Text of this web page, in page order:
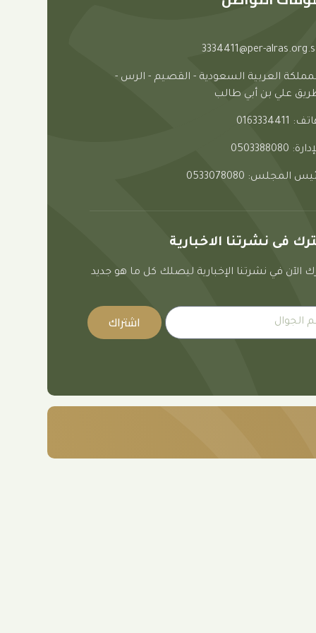
3334411@per-
العربية السعودية - القصيم - الرس -
علي بن أبي طالب
0163334411
0503388080
المجلس: 0533078080
فى نشرتنا الاخبارية
الآن في نشرتنا الإخبارية ليصلك كل ما هو جديد
اشتراك